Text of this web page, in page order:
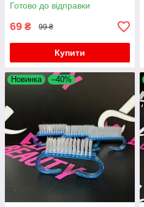
Готово до відправки
69 ₴ 99 ₴
Купити
Новинка –40%